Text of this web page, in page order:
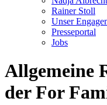
Rainer Stoll
Unser
Presseportal
Jobs
Allgemeine
der For